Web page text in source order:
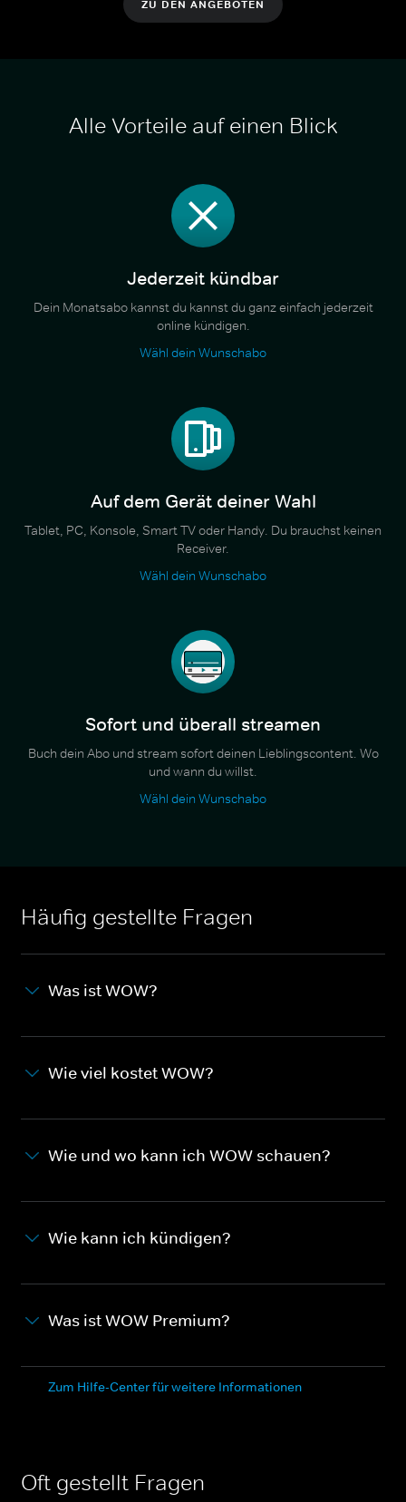
ZU DEN ANGEBOTEN
Alle Vorteile auf einen Blick
Jederzeit kündbar
Dein Monatsabo kannst du kannst du ganz einfach jederzeit
online kündigen.
Wähl dein Wunschabo
Auf dem Gerät deiner Wahl
Tablet, PC, Konsole, Smart TV oder Handy. Du brauchst keinen
Receiver.
Wähl dein Wunschabo
Sofort und überall streamen
Buch dein Abo und stream sofort deinen Lieblingscontent. Wo
und wann du willst.
Wähl dein Wunschabo
Häufig gestellte Fragen
Was ist WOW?
Wie viel kostet WOW?
Wie und wo kann ich WOW schauen?
Wie kann ich kündigen?
Was ist WOW Premium?
Zum Hilfe-Center für weitere Informationen
Oft gestellt Fragen